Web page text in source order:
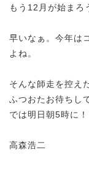
もう12月が始まろ
早いなぁ。今年は
よね。
そんな師走を控え
ふつおたお待ちし
では明日朝5時に！
高森浩二